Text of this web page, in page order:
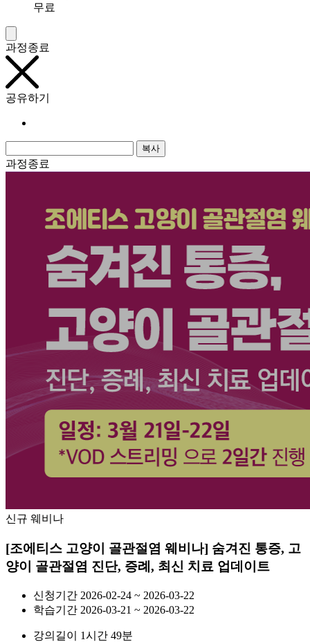
무료
과정종료
공유하기
복사
과정종료
신규 웨비나
[조에티스 고양이 골관절염 웨비나] 숨겨진 통증, 고
양이 골관절염 진단, 증례, 최신 치료 업데이트
신청기간 2026-02-24 ~ 2026-03-22
학습기간 2026-03-21 ~ 2026-03-22
강의길이 1시간 49분